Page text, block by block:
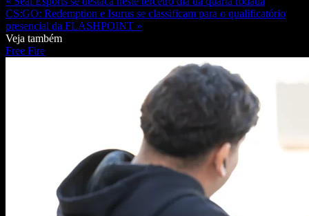
CS:GO: Redemption e Isurus se classificam para o qualificatório
presencial da FLASHPOINT »
Veja também
Free Fire